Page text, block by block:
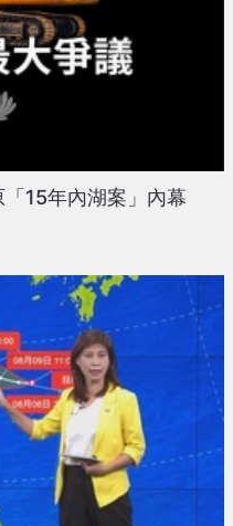
「15年內湖案」內幕